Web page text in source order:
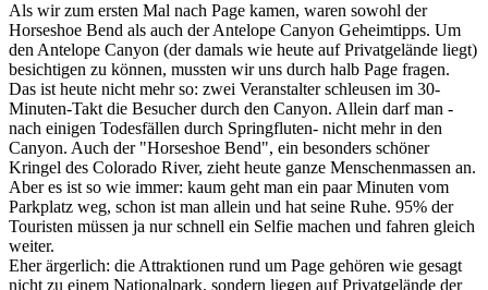
Als wir zum ersten Mal nach Page kamen, waren sowohl der
Horseshoe Bend als auch der Antelope Canyon Geheimtipps. Um
den Antelope Canyon (der damals wie heute auf Privatgelände liegt)
besichtigen zu können, mussten wir uns durch halb Page fragen.
Das ist heute nicht mehr so: zwei Veranstalter schleusen im 30-
Minuten-Takt die Besucher durch den Canyon. Allein darf man -
nach einigen Todesfällen durch Springfluten- nicht mehr in den
Canyon. Auch der "Horseshoe Bend", ein besonders schöner
Kringel des Colorado River, zieht heute ganze Menschenmassen an.
Aber es ist so wie immer: kaum geht man ein paar Minuten vom
Parkplatz weg, schon ist man allein und hat seine Ruhe. 95% der
Touristen müssen ja nur schnell ein Selfie machen und fahren gleich
weiter.
Eher ärgerlich: die Attraktionen rund um Page gehören wie gesagt
nicht zu einem Nationalpark, sondern liegen auf Privatgelände der